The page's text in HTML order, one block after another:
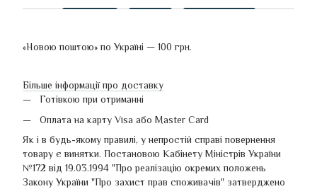
«Новою поштою» по Україні — 100 грн.
Більше інформації про доставку
Готівкою при отриманні
Оплата на карту Visa або Master Card
Як і в будь-якому правилі, у непростій справі повернення
товару є винятки. Постановою Кабінету Міністрів України
№172 від 19.03.1994 "Про реалізацію окремих положень
Закону України "Про захист прав споживачів" затверджено